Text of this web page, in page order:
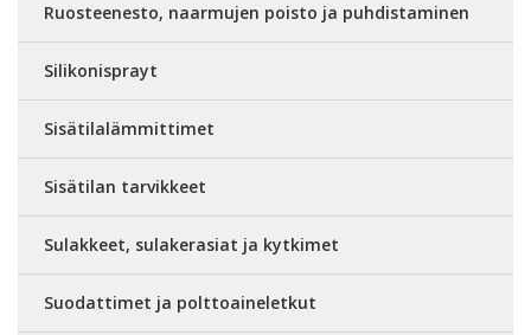
Ruosteenesto, naarmujen poisto ja puhdistaminen
Silikonisprayt
Sisätilalämmittimet
Sisätilan tarvikkeet
Sulakkeet, sulakerasiat ja kytkimet
Suodattimet ja polttoaineletkut